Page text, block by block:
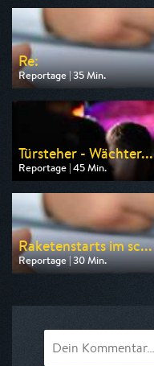
am 11.08.2026, 19:40
Re:
Reportage | 35 Min.
Ausgestrahlt von arte
am 10.08.2026, 19:40
Türsteher - Wächter...
Reportage | 45 Min.
Ausgestrahlt von ZDF info
am 13.08.2026, 20:15
Raketenstarts im sc...
Reportage | 30 Min.
Ausgestrahlt von WDR